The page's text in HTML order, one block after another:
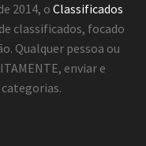
2014, o Classificados
classificados, focado
Qualquer pessoa ou
enviar e